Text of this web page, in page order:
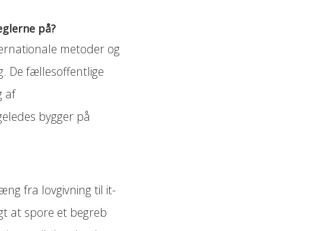
på?
metoder og
De fællesoffentlige
af
bygger på
fra lovgivning til it-
at spore et begreb